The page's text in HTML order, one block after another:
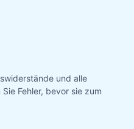
und alle
Fehler, bevor sie zum